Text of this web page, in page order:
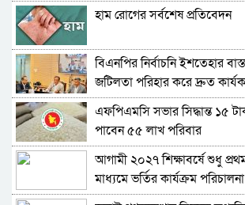
হাম রোগের সর্বশেষ প্রতিবেদন
বিএনপির নির্বাচনি ইশতেহার
জটিলতা পরিহার করে দ্রুত
নির্দেশ জনপ্রশাসন উপদেষ্টার
এফপিএমসি সভার সিদ্ধান্ত ১৫
পাবেন ৫৫ লাখ পরিবার
আগামী ২০২৭ শিক্ষাবর্ষে শুধু
মাধ্যমে ভর্তির কার্যক্রম